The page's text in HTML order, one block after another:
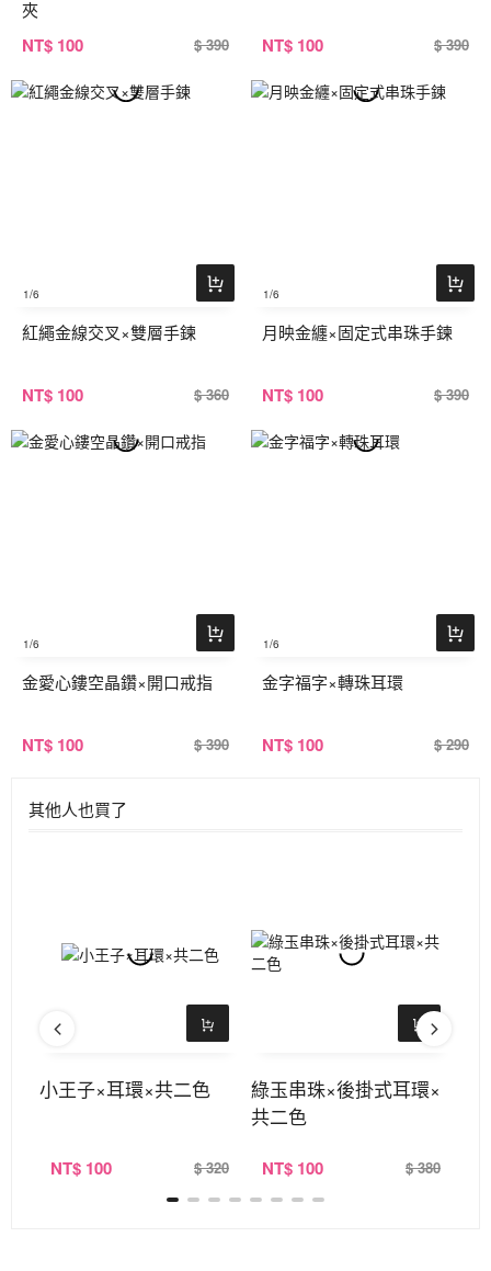
夾
NT$ 100 $ 390 NT$ 100 $ 390
1/6
紅繩金線交叉×雙層手鍊
NT$ 100 $ 360
1/6
月映金纏×固定式串珠手鍊
NT$ 100 $ 390
1/6
金愛心鏤空晶鑽×開口戒指
NT$ 100 $ 390
1/6
金字福字×轉珠耳環
NT$ 100 $ 290
其他人也買了
小王子×耳環×共二色
NT$ 100 $ 320
綠玉串珠×後掛式耳環×
共二色
NT$ 100 $ 380